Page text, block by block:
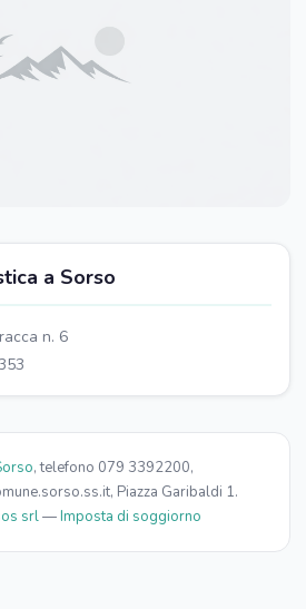
a Sorso
n. 6
, telefono 079 3392200,
Piazza Garibaldi 1.
srl—Imposta di soggiorno